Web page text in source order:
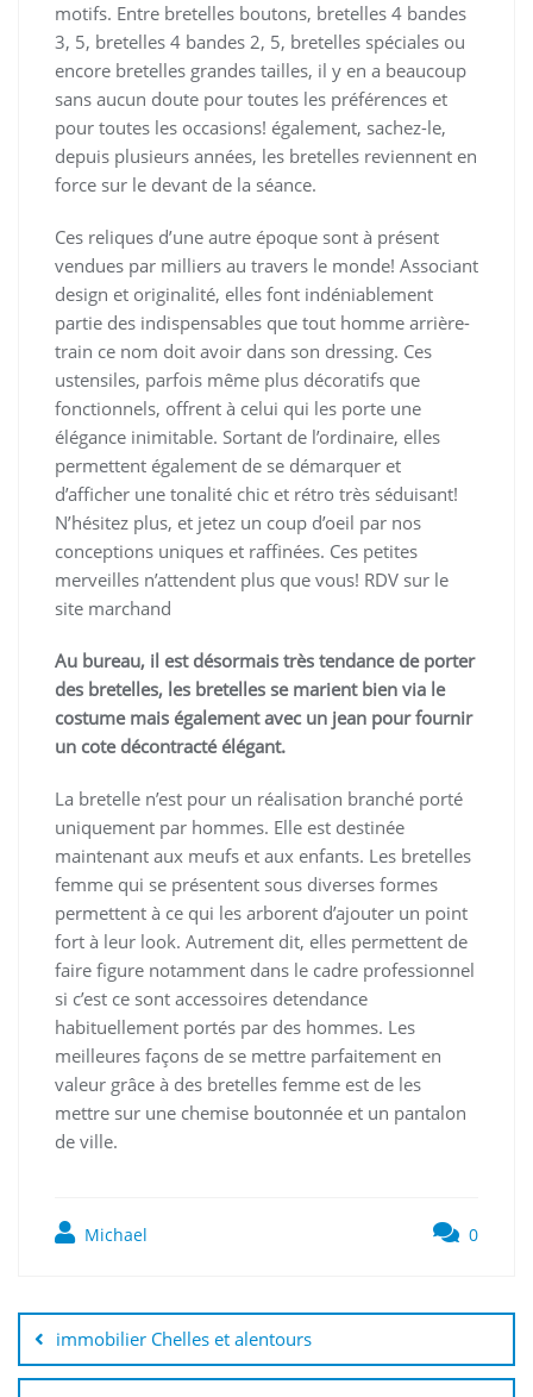
motifs. Entre bretelles boutons, bretelles 4 bandes
3, 5, bretelles 4 bandes 2, 5, bretelles spéciales ou
encore bretelles grandes tailles, il y en a beaucoup
sans aucun doute pour toutes les préférences et
pour toutes les occasions! également, sachez-le,
depuis plusieurs années, les bretelles reviennent en
force sur le devant de la séance.
Ces reliques d’une autre époque sont à présent
vendues par milliers au travers le monde! Associant
design et originalité, elles font indéniablement
partie des indispensables que tout homme arrière-
train ce nom doit avoir dans son dressing. Ces
ustensiles, parfois même plus décoratifs que
fonctionnels, offrent à celui qui les porte une
élégance inimitable. Sortant de l’ordinaire, elles
permettent également de se démarquer et
d’afficher une tonalité chic et rétro très séduisant!
N’hésitez plus, et jetez un coup d’oeil par nos
conceptions uniques et raffinées. Ces petites
merveilles n’attendent plus que vous! RDV sur le
site marchand
Au bureau, il est désormais très tendance de porter
des bretelles, les bretelles se marient bien via le
costume mais également avec un jean pour fournir
un cote décontracté élégant.
La bretelle n’est pour un réalisation branché porté
uniquement par hommes. Elle est destinée
maintenant aux meufs et aux enfants. Les bretelles
femme qui se présentent sous diverses formes
permettent à ce qui les arborent d’ajouter un point
fort à leur look. Autrement dit, elles permettent de
faire figure notamment dans le cadre professionnel
si c’est ce sont accessoires detendance
habituellement portés par des hommes. Les
meilleures façons de se mettre parfaitement en
valeur grâce à des bretelles femme est de les
mettre sur une chemise boutonnée et un pantalon
de ville.
Michael 0
de
l’article
immobilier Chelles et alentours